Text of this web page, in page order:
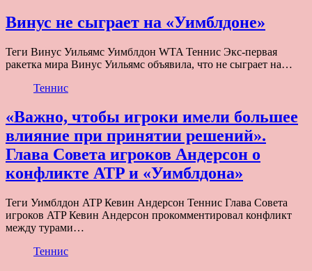
Винус не сыграет на «Уимблдоне»
Теги Винус Уильямс Уимблдон WTA Теннис Экс-первая
ракетка мира Винус Уильямс объявила, что не сыграет на…
Теннис
«Важно, чтобы игроки имели большее
влияние при принятии решений».
Глава Совета игроков Андерсон о
конфликте ATP и «Уимблдона»
Теги Уимблдон ATP Кевин Андерсон Теннис Глава Совета
игроков ATP Кевин Андерсон прокомментировал конфликт
между турами…
Теннис